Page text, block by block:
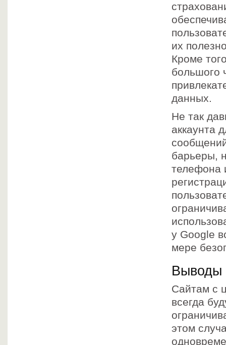
их
Кроме
большого
данных.
Не так
аккаунта
барьеры,
телефона
у Google
мере
Выводы
Сайтам с
всегда
этом